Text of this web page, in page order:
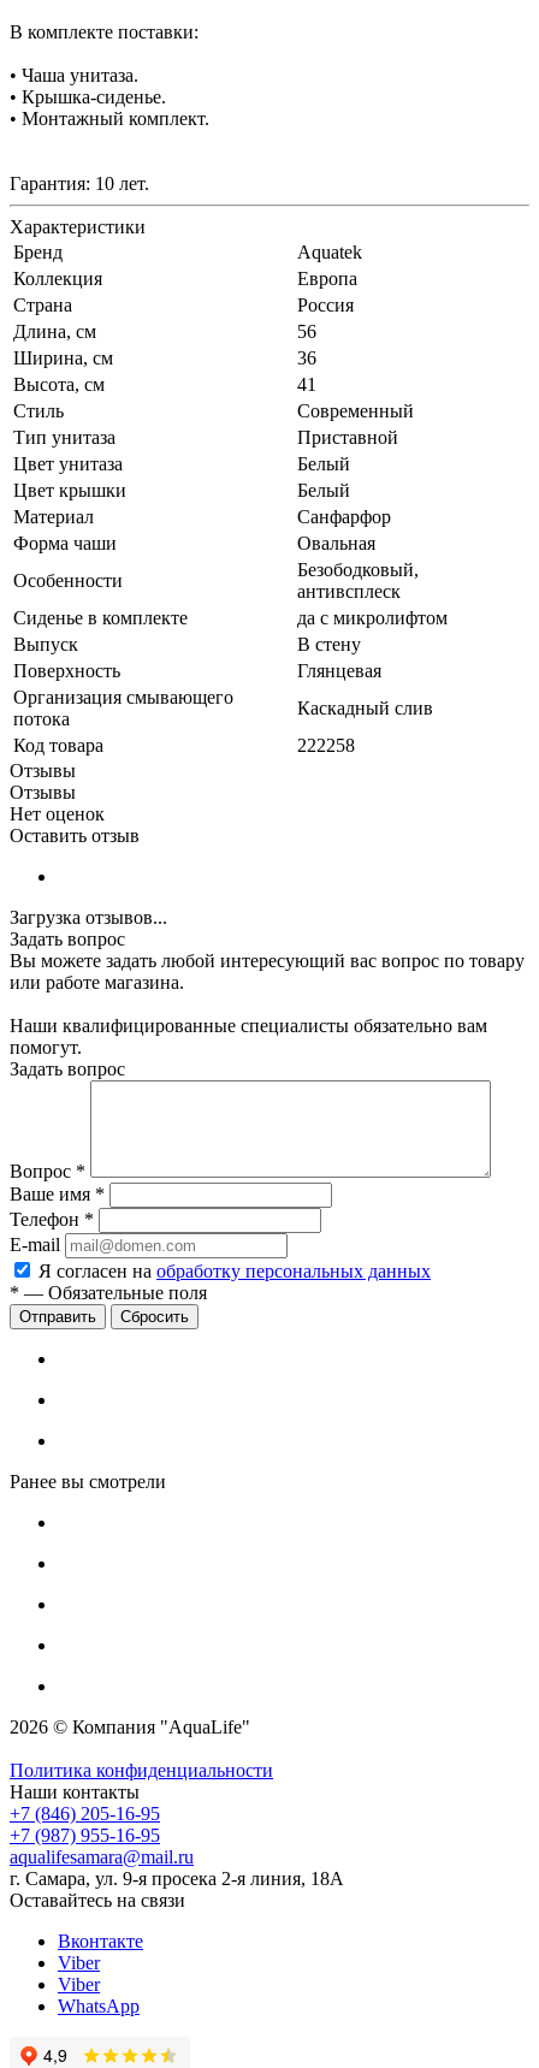
В комплекте поставки:
• Чаша унитаза.
• Крышка-сиденье.
• Монтажный комплект.
Гарантия: 10 лет.
Характеристики
Бренд
Aquatek
Коллекция
Европа
Страна
Россия
Длина, см
56
Ширина, см
36
Высота, см
41
Стиль
Современный
Тип унитаза
Приставной
Цвет унитаза
Белый
Цвет крышки
Белый
Материал
Санфарфор
Форма чаши
Овальная
Особенности
Безободковый,
антивсплеск
Сиденье в комплекте
да с микролифтом
Выпуск
В стену
Поверхность
Глянцевая
Организация смывающего
потока
Каскадный слив
Код товара
222258
Отзывы
Отзывы
Нет оценок
Оставить отзыв
Загрузка отзывов...
Задать вопрос
Вы можете задать любой интересующий вас вопрос по товару
или работе магазина.
Наши квалифицированные специалисты обязательно вам
помогут.
Задать вопрос
Вопрос *
Ваше имя *
Телефон *
E-mail
Я согласен на обработку персональных данных
* — Обязательные поля
Сбросить
Ранее вы смотрели
2026 © Компания "AquaLife"
Политика конфиденциальности
Наши контакты
+7 (846) 205-16-95
+7 (987) 955-16-95
aqualifesamara@mail.ru
г. Самара, ул. 9-я просека 2-я линия, 18А
Оставайтесь на связи
Вконтакте
Viber
Viber
WhatsApp